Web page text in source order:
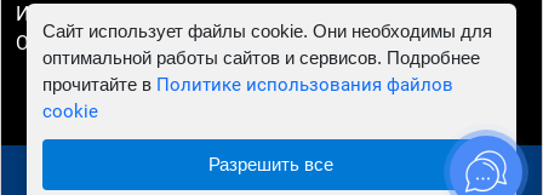
ИП Смирнов Георгий Павлович. ИНН 781302555843,
ОГРНИП 324470400032610
© 2010 - 2026 Чип тюнинг в Перми - Автосервис "Евро
Сайт использует файлы cookie. Они необходимы для
оптимальной работы сайтов и сервисов. Подробнее
прочитайте в Политике использования файлов
cookie
Разрешить все